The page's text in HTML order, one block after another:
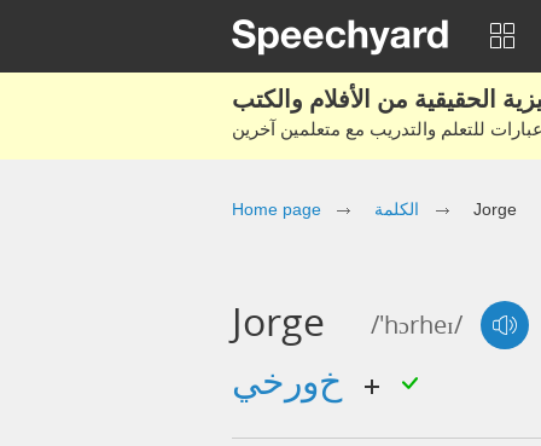
Home page الكلمة Jorge
Jorge /'hɔrheɪ/